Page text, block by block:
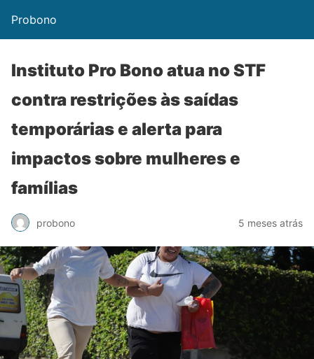
Probono
Instituto Pro Bono atua no STF
contra restrições às saídas
temporárias e alerta para
impactos sobre mulheres e
famílias
probono 5 meses atrás